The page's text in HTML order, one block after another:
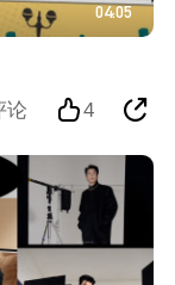
04:05
4
论